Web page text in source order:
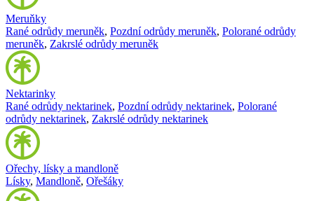
Meruňky
Rané odrůdy meruněk, Pozdní odrůdy meruněk, Polorané odrůdy
meruněk, Zakrslé odrůdy meruněk
Nektarinky
Rané odrůdy nektarinek, Pozdní odrůdy nektarinek, Polorané
odrůdy nektarinek, Zakrslé odrůdy nektarinek
Ořechy, lísky a mandloně
Lísky, Mandloně, Ořešáky